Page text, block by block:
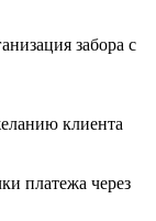
забора с
клиента
платежа через